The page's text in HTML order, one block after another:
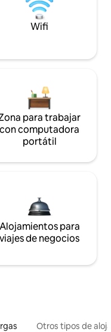
Wifi
para trabajar
con computadora
portátil
Alojamientos para
viajes de negocios
Otros tipos de